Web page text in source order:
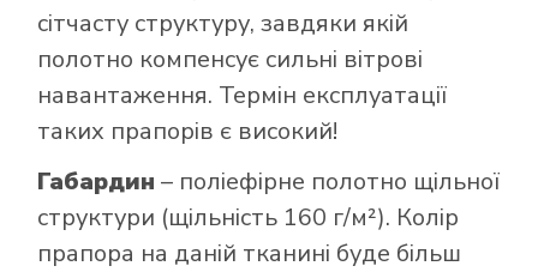
сітчасту структуру, завдяки якій
полотно компенсує сильні вітрові
навантаження. Термін експлуатації
таких прапорів є високий!
Габардин – поліефірне полотно щільної
структури (щільність 160 г/м²). Колір
прапора на даній тканині буде більш